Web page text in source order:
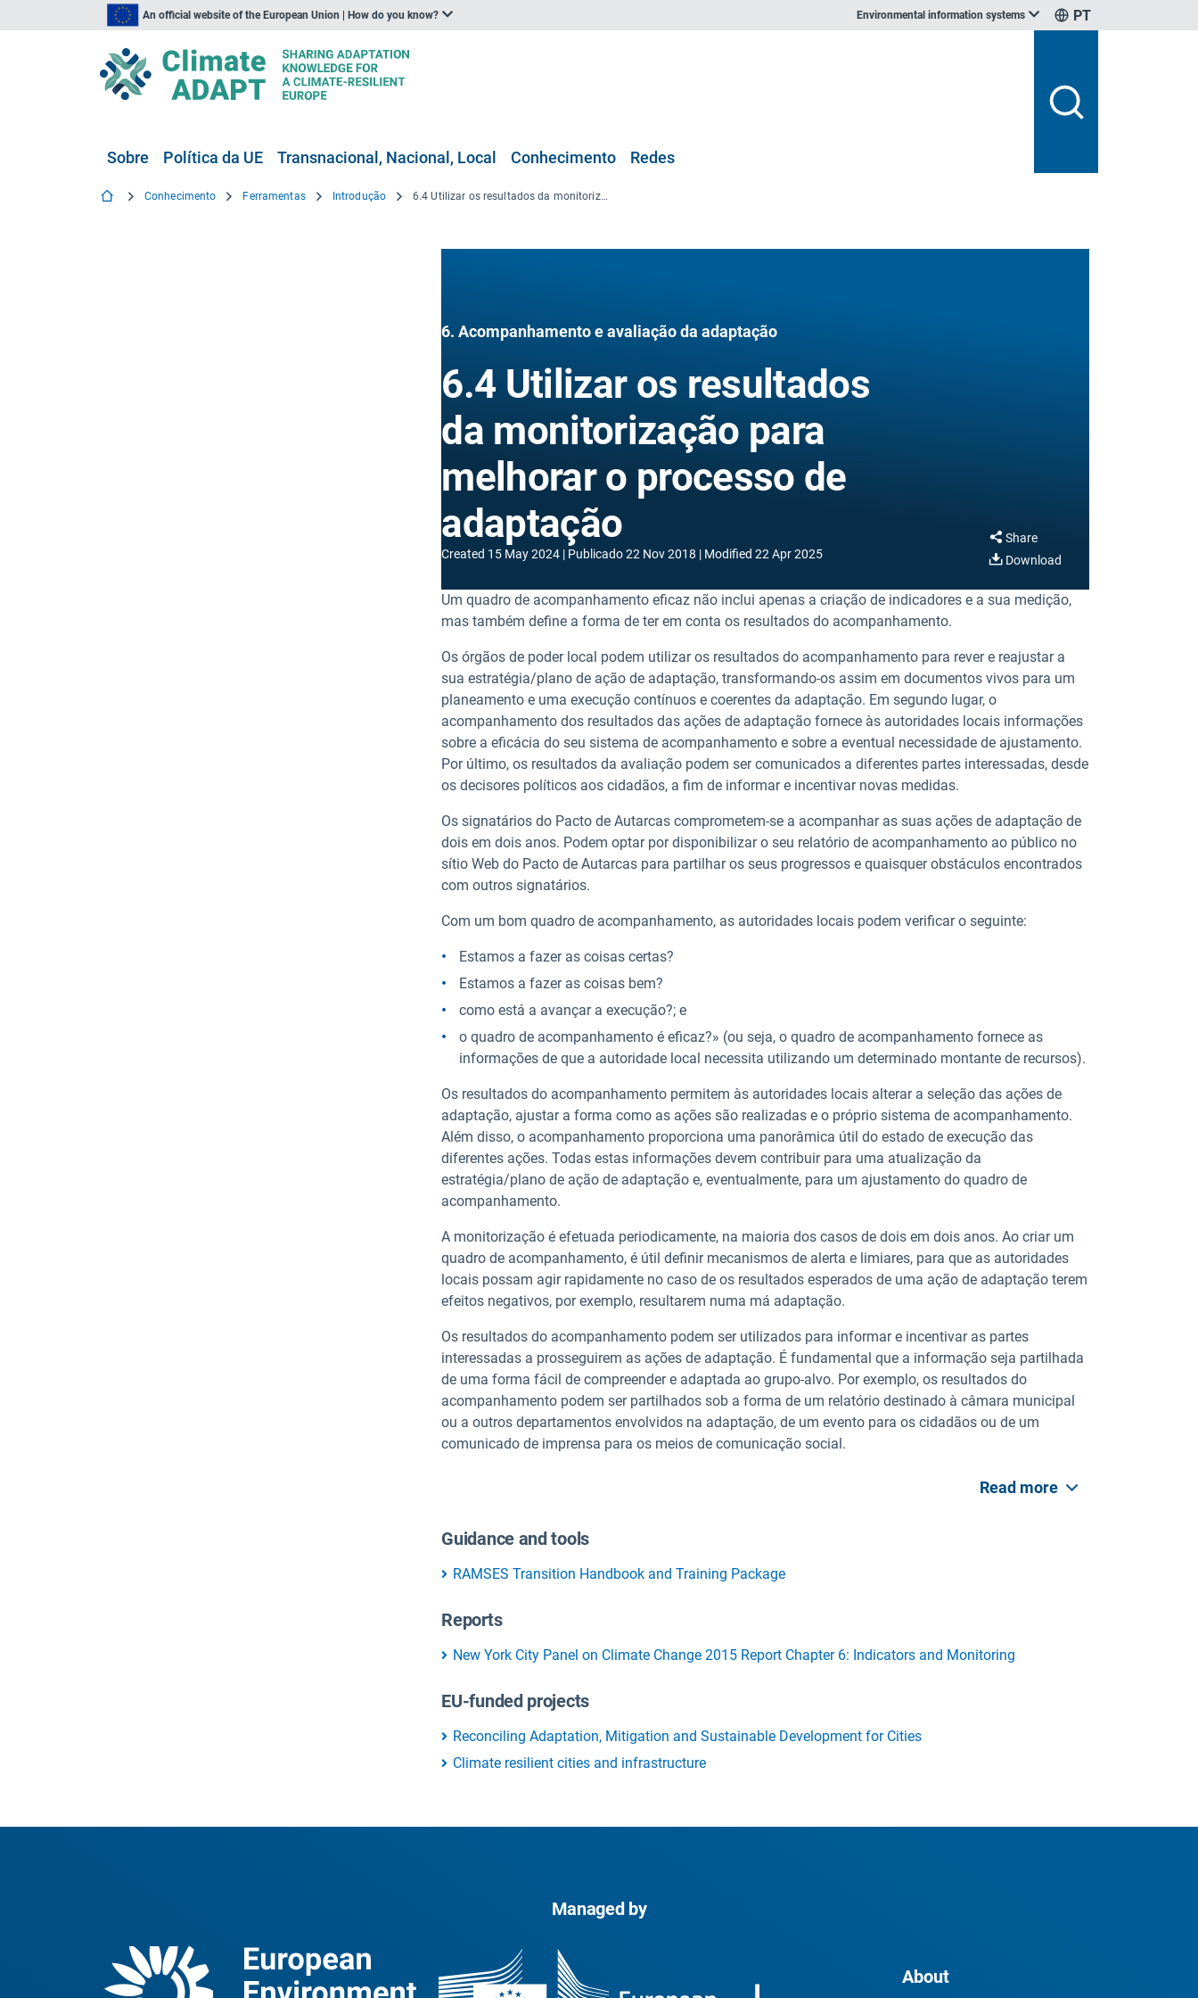
An official website of the European Union | How do you know? Environmental information systems PT
Sobre Política da UE Transnacional, Nacional, Local Conhecimento Redes
Conhecimento Ferramentas Introdução 6.4 Utilizar os resultados da monitorização para melhorar o processo de adaptação
6. Acompanhamento e avaliação da adaptação
6.4 Utilizar os resultados
da monitorização para
melhorar o processo de
adaptação
Created 15 May 2024 Publicado 22 Nov 2018 Modified 22 Apr 2025
Share
Download
Um quadro de acompanhamento eficaz não inclui apenas a criação de indicadores e a sua medição,
mas também define a forma de ter em conta os resultados do acompanhamento.
Os órgãos de poder local podem utilizar os resultados do acompanhamento para rever e reajustar a
sua estratégia/plano de ação de adaptação, transformando-os assim em documentos vivos para um
planeamento e uma execução contínuos e coerentes da adaptação. Em segundo lugar, o
acompanhamento dos resultados das ações de adaptação fornece às autoridades locais informações
sobre a eficácia do seu sistema de acompanhamento e sobre a eventual necessidade de ajustamento.
Por último, os resultados da avaliação podem ser comunicados a diferentes partes interessadas, desde
os decisores políticos aos cidadãos, a fim de informar e incentivar novas medidas.
Os signatários do Pacto de Autarcas comprometem-se a acompanhar as suas ações de adaptação de
dois em dois anos. Podem optar por disponibilizar o seu relatório de acompanhamento ao público no
sítio Web do Pacto de Autarcas para partilhar os seus progressos e quaisquer obstáculos encontrados
com outros signatários.
Com um bom quadro de acompanhamento, as autoridades locais podem verificar o seguinte:
Estamos a fazer as coisas certas?
Estamos a fazer as coisas bem?
como está a avançar a execução?; e
o quadro de acompanhamento é eficaz?» (ou seja, o quadro de acompanhamento fornece as
informações de que a autoridade local necessita utilizando um determinado montante de recursos).
Os resultados do acompanhamento permitem às autoridades locais alterar a seleção das ações de
adaptação, ajustar a forma como as ações são realizadas e o próprio sistema de acompanhamento.
Além disso, o acompanhamento proporciona uma panorâmica útil do estado de execução das
diferentes ações. Todas estas informações devem contribuir para uma atualização da
estratégia/plano de ação de adaptação e, eventualmente, para um ajustamento do quadro de
acompanhamento.
A monitorização é efetuada periodicamente, na maioria dos casos de dois em dois anos. Ao criar um
quadro de acompanhamento, é útil definir mecanismos de alerta e limiares, para que as autoridades
locais possam agir rapidamente no caso de os resultados esperados de uma ação de adaptação terem
efeitos negativos, por exemplo, resultarem numa má adaptação.
Os resultados do acompanhamento podem ser utilizados para informar e incentivar as partes
interessadas a prosseguirem as ações de adaptação. É fundamental que a informação seja partilhada
de uma forma fácil de compreender e adaptada ao grupo-alvo. Por exemplo, os resultados do
acompanhamento podem ser partilhados sob a forma de um relatório destinado à câmara municipal
ou a outros departamentos envolvidos na adaptação, de um evento para os cidadãos ou de um
comunicado de imprensa para os meios de comunicação social.
Read more
Guidance and tools
RAMSES Transition Handbook and Training Package
Reports
New York City Panel on Climate Change 2015 Report Chapter 6: Indicators and Monitoring
EU-funded projects
Reconciling Adaptation, Mitigation and Sustainable Development for Cities
Climate resilient cities and infrastructure
Managed by
About